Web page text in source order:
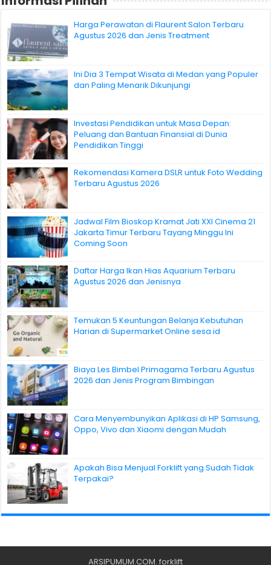
Harga Perawatan di Flaurent Salon Terbaru
Agustus 2026 dan Jenis Treatment
Ini Dia 3 Tempat Wisata di Medan yang Populer
dan Paling Menarik Dikunjungi
Investasi Pendidikan untuk Masa Depan:
Peluang dan Bantuan Finansial di Dunia
Pendidikan Tinggi
Rekomendasi Kamera DSLR untuk Foto Wedding
Terbaru Agustus 2026
Jadwal Film Bioskop Kramat Jati XXI Cinema 21
Jakarta Timur Terbaru Tayang Minggu Ini
Coming Soon
Daftar Harga Ikan Hias Aquarium Terbaru
Agustus 2026 dan Jenisnya
Temukan 5 Keuntungan Belanja Kebutuhan
Harian di Supermarket Online sesa.id
Biaya Les Bimbel Primagama Terbaru Agustus
2026 dan Jenis Program Bimbingan
Cara Menyembunyikan Aplikasi di HP Samsung,
Oppo, Vivo dan Xiaomi dengan Mudah
Apakah Bisa Menjual Forklift yang Sudah Tidak
Terpakai?
ARSIPUMUM.COM. forklift